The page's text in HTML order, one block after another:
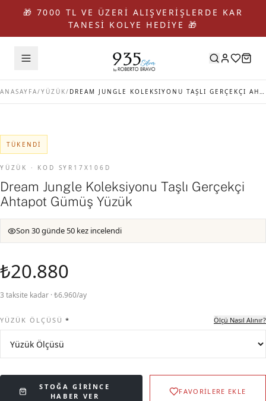
🎁 7000 TL VE ÜZERİ ALIŞVERİŞLERDE KAR
TANESİ KOLYE HEDİYE 🎁
ANASAYFA/YÜZÜK/ DREAM JUNGLE KOLEKSIYONU TAŞLI GERÇEKÇI AHTAPOT GÜMÜŞ YÜZÜK
TÜKENDI
YÜZÜK · KOD SYR17X106D
Dream Jungle Koleksiyonu Taşlı Gerçekçi
Ahtapot Gümüş Yüzük
Son 30 günde 50 kez incelendi
₺20.880
3 taksite kadar · ₺6.960/ay
YÜZÜK ÖLÇÜSÜ * Ölçü Nasıl Alınır?
STOĞA GIRINCE
HABER VER
FAVORİLERE EKLE